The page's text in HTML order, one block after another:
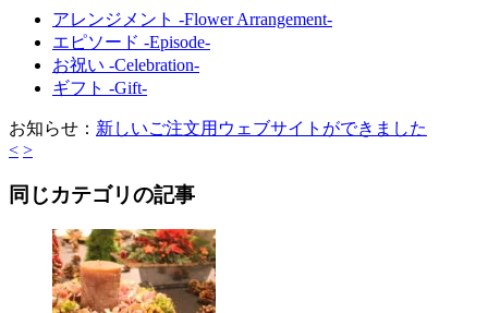
アレンジメント -Flower Arrangement-
エピソード -Episode-
お祝い -Celebration-
ギフト -Gift-
お知らせ： 新しいご注文用ウェブサイトができました
< >
同じカテゴリの記事